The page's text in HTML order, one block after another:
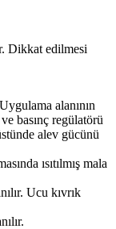
Dikkat edilmesi
alanının
basınç regülatörü
alev gücünü
ısıtılmış mala
Ucu kıvrık